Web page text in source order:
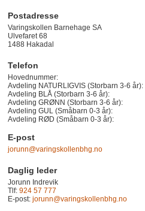
Postadresse
Varingskollen Barnehage SA
Ulvefaret 68
1488 Hakadal
Telefon
Hovednummer:
Avdeling NATURLIGVIS (Storbarn 3-6 år):
Avdeling BLÅ (Storbarn 3-6 år):
Avdeling GRØNN (Storbarn 3-6 år):
Avdeling GUL (Småbarn 0-3 år):
Avdeling RØD (Småbarn 0-3 år):
E-post
jorunn@varingskollenbhg.no
Daglig leder
Jorunn Indrevik
Tlf:924 57 777
E-post:jorunn@varingskollenbhg.no